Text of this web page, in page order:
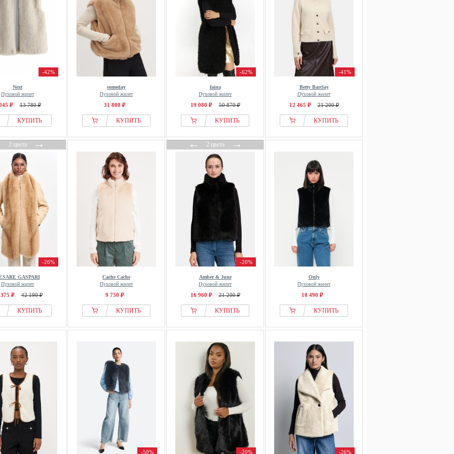
-42%
Next
Пуховой жилет
₽ 13 780 ₽
КУПИТЬ
someday
Пуховой жилет
31 800 ₽
КУПИТЬ
-62%
faina
Пуховой жилет
19 080 ₽ 50 870 ₽
КУПИТЬ
-41%
Betty Barclay
Пуховой жилет
12 465 ₽ 21 200 ₽
КУПИТЬ
2 цвета→
-26%
GASPARI
Пуховой жилет
₽ 42 190 ₽
КУПИТЬ
Cache Cache
Пуховой жилет
9 750 ₽
КУПИТЬ
←2 цвета→
-20%
Amber & June
Пуховой жилет
16 960 ₽ 21 200 ₽
КУПИТЬ
Only
Пуховой жилет
10 490 ₽
КУПИТЬ
-50% -20% -26%